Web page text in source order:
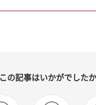
この記事はいかがでした